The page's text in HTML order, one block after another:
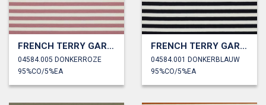
FRENCH TERRY GARENGEVERFD STREPEN
04584.005 DONKERROZE
95%CO/5%EA
FRENCH TERRY GARENGEVERFD STREPEN
04584.001 DONKERBLAUW
95%CO/5%EA